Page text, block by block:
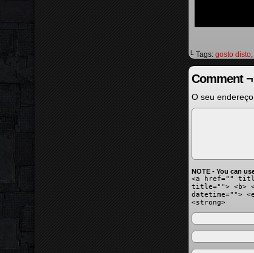
└ Tags: gosto disto,
Comment ¬
O seu
NOTE - You can
<a href=""
title=""> <b>
datetime="">
<strong>